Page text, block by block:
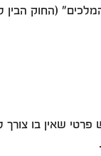
(החוק הבין
שאין בו